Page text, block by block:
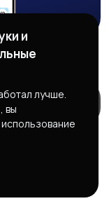
и
лучше.
вы